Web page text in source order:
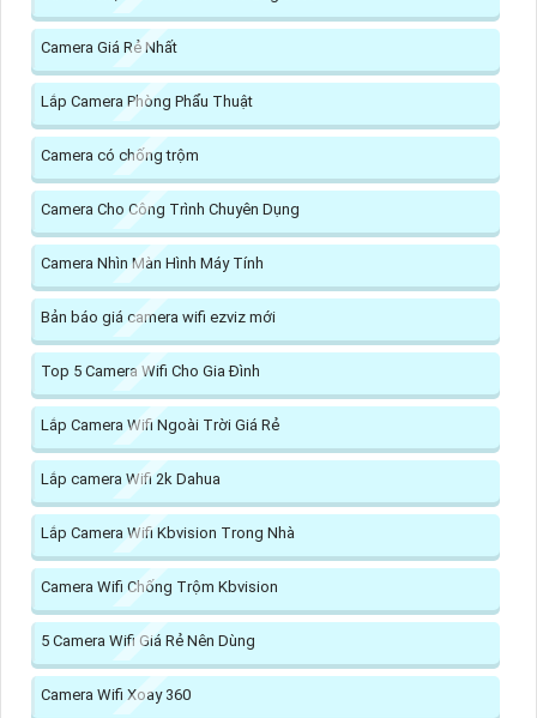
Camera Giá Rẻ Nhất
Lắp Camera Phòng Phẩu Thuật
Camera có chống trộm
Camera Cho Công Trình Chuyên Dụng
Camera Nhìn Màn Hình Máy Tính
Bản báo giá camera wifi ezviz mới
Top 5 Camera Wifi Cho Gia Đình
Lắp Camera Wifi Ngoài Trời Giá Rẻ
Lắp camera Wifi 2k Dahua
Lắp Camera Wifi Kbvision Trong Nhà
Camera Wifi Chống Trộm Kbvision
5 Camera Wifi Giá Rẻ Nên Dùng
Camera Wifi Xoay 360